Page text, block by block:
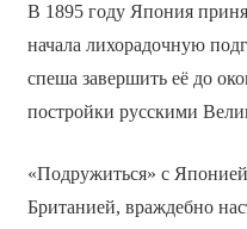
В 1895 году Япония
начала лихорадочную
спеша завершить её до
постройки русскими
«Подружиться» с
Британией, враждебно